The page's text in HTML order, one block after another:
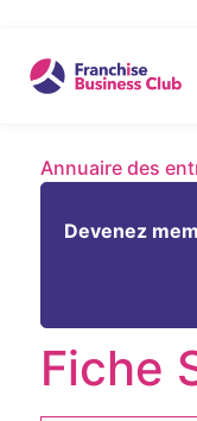
Annuaire des
Devenez
Fiche